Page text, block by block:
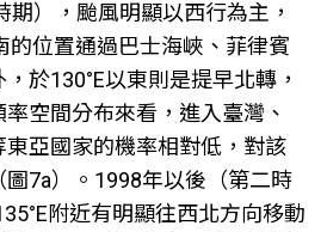
期），颱風明顯以西行為主，
的位置通過巴士海峽、菲律賓
於130°E以東則是提早北轉，
空間分布來看，進入臺灣、
亞國家的機率相對低，對該
7a）。1998年以後（第二時
附近有明顯往西北方向移動